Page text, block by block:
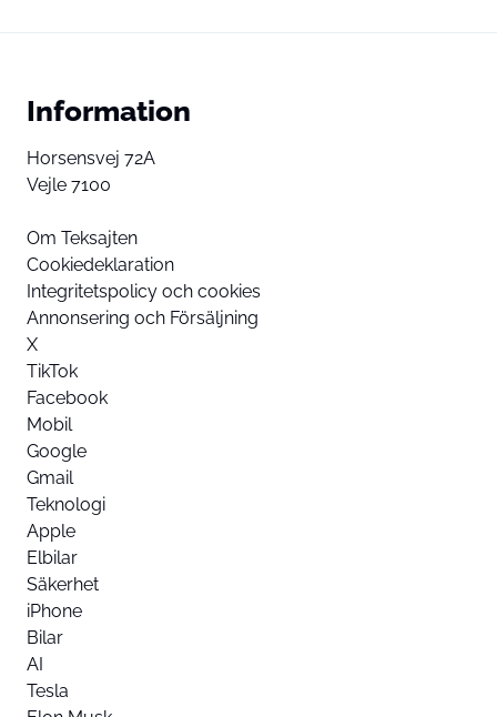
Information
Horsensvej 72A
Vejle 7100
Om Teksajten
Cookiedeklaration
Integritetspolicy och cookies
Annonsering och Försäljning
X
TikTok
Facebook
Mobil
Google
Gmail
Teknologi
Apple
Elbilar
Säkerhet
iPhone
Bilar
AI
Tesla